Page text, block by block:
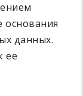
основания
данных.
ее